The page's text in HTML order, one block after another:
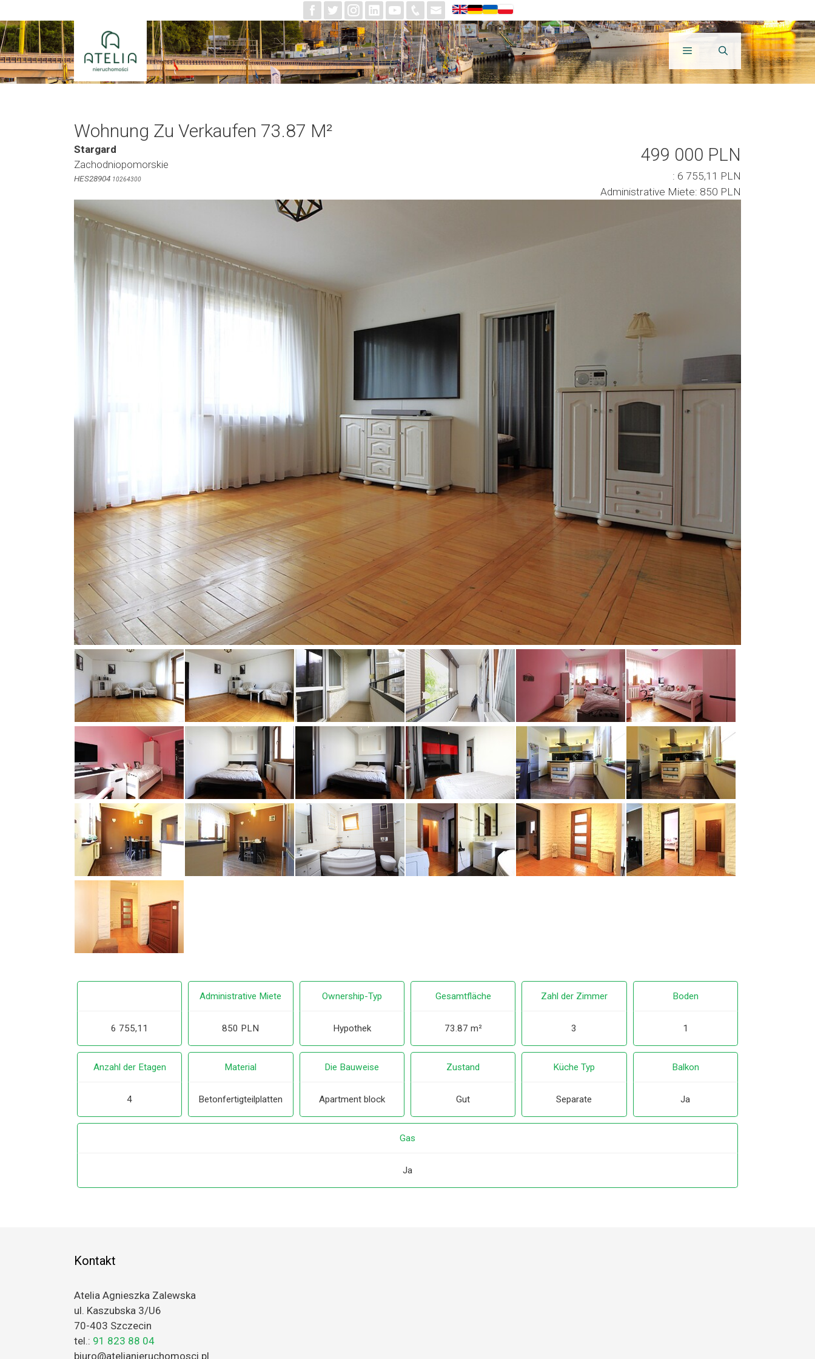
Inhalt
springen
Wohnung Zu Verkaufen 73.87 M²
Stargard
Zachodniopomorskie
HES28904 10264300
499 000 PLN
: 6 755,11 PLN
Administrative Miete: 850 PLN
6 755,11
Administrative Miete
850 PLN
Ownership-Typ
Hypothek
Gesamtfläche
73.87 m²
Zahl der Zimmer
3
Boden
1
Anzahl der Etagen
4
Material
Betonfertigteilplatten
Die Bauweise
Apartment block
Zustand
Gut
Küche Typ
Separate
Balkon
Ja
Gas
Ja
Kontakt
Atelia Agnieszka Zalewska
ul. Kaszubska 3/U6
70-403 Szczecin
tel.: 91 823 88 04
biuro@atelianieruchomosci.pl